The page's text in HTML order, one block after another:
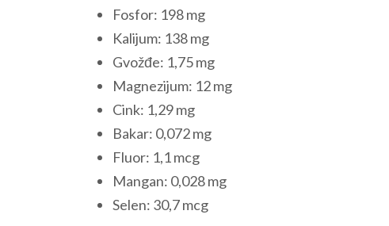
Fosfor: 198 mg
Kalijum: 138 mg
Gvožđe: 1,75 mg
Magnezijum: 12 mg
Cink: 1,29 mg
Bakar: 0,072 mg
Fluor: 1,1 mcg
Mangan: 0,028 mg
Selen: 30,7 mcg